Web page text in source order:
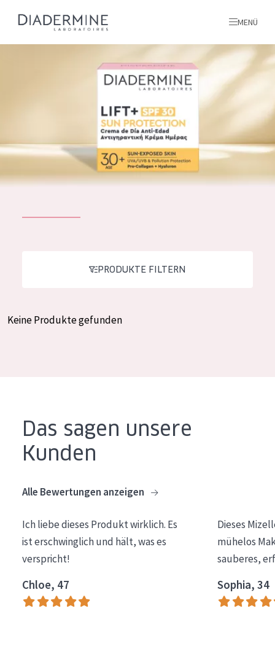
Nachtcreme
Augencreme
PRODUKTLINIE
Essentials
Lift+
Expert
ALLE PRODUKTE
MENÜ
inhaltsstoffe
Inspiration
Spanish
PRODUKTE FILTERN
Keine Produkte gefunden
Das sagen unsere
Kunden
Alle Bewertungen anzeigen
Ich liebe dieses Produkt wirklich. Es
ist erschwinglich und hält, was es
verspricht!
Chloe, 47
Dieses
mühelos
sauberes,
Sophia, 34